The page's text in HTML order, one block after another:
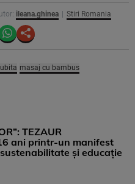
ileana.ghinea Stiri Romania
masaj cu bambus
TEZAUR
ani printr-un manifest
și educație